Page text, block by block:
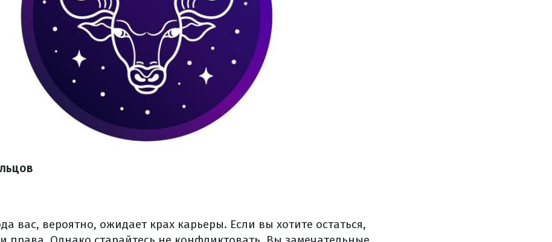
вас, вероятно, ожидает крах карьеры. Если вы хотите остаться,